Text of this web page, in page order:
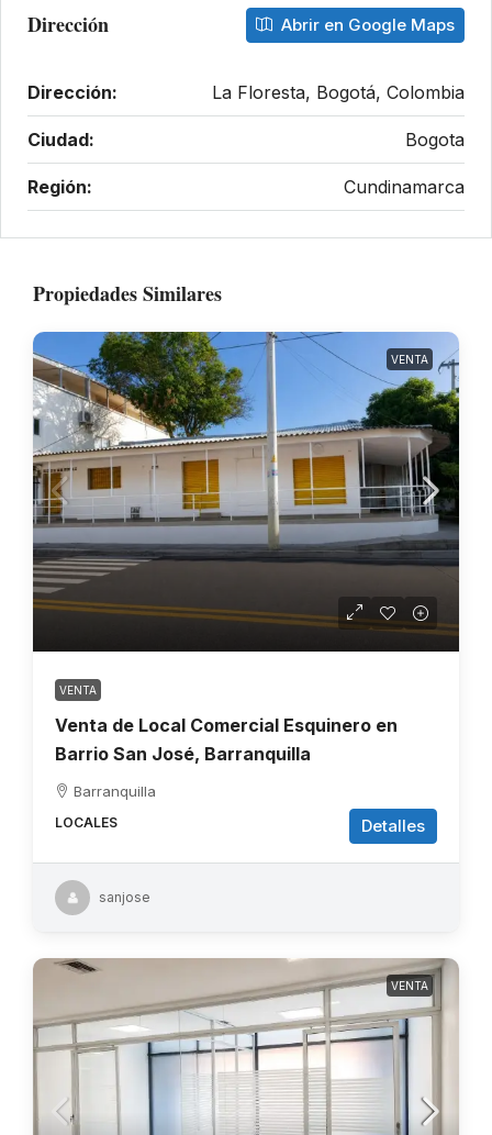
Dirección Abrir en Google Maps
Dirección: La Floresta, Bogotá, Colombia
Ciudad: Bogota
Región: Cundinamarca
Propiedades Similares
VENTA
VENTA
Venta de Local Comercial Esquinero en
Barrio San José, Barranquilla
Barranquilla
LOCALES Detalles
sanjose
VENTA